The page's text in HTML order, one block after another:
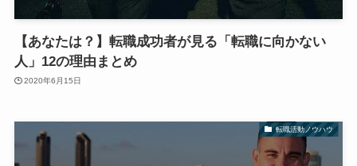
【あなたは？】転職成功者が見る「転職に向かない
人」12の理由まとめ
2020年6月15日
転職活動ノウハウ